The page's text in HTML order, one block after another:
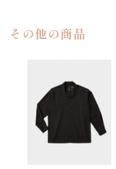
その他の商品